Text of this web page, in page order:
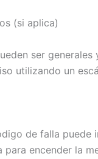
(si aplica)
ser
utilizando un
de falla
para encender la